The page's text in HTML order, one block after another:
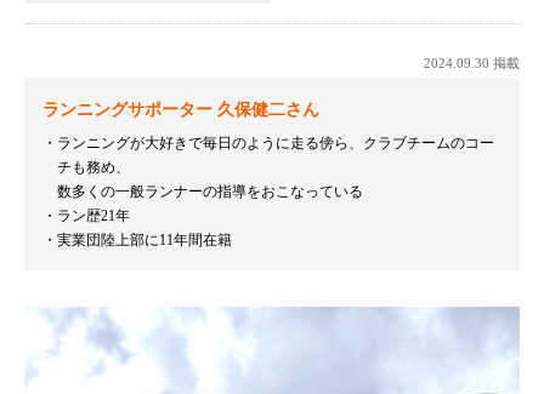
2024.09.30 掲載
ランニングサポーター 久保健二さん
ランニングが大好きで毎日のように走る傍ら、クラブチームのコー
チも務め、
数多くの一般ランナーの指導をおこなっている
ラン歴21年
実業団陸上部に11年間在籍